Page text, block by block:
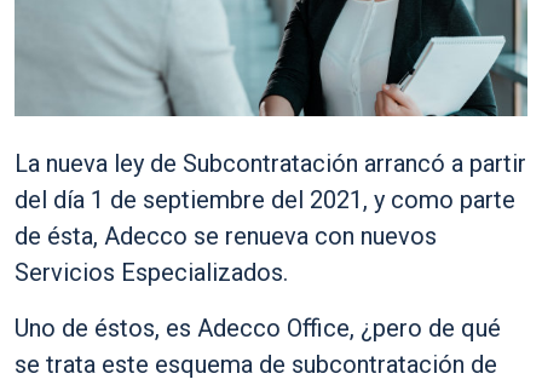
La nueva ley de Subcontratación arrancó a partir
del día 1 de septiembre del 2021, y como parte
de ésta, Adecco se renueva con nuevos
Servicios Especializados.
Uno de éstos, es Adecco Office, ¿pero de qué
se trata este esquema de subcontratación de